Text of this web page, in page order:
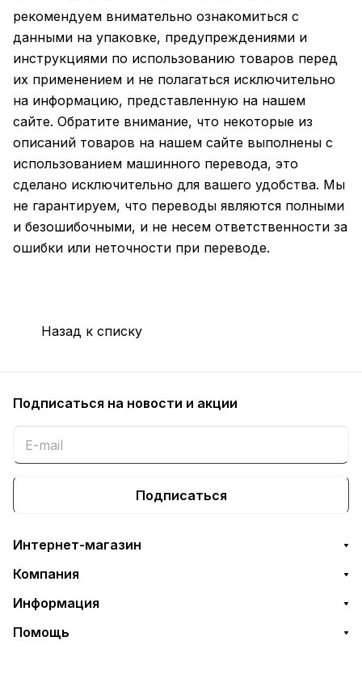
рекомендуем внимательно ознакомиться с
данными на упаковке, предупреждениями и
инструкциями по использованию товаров перед
их применением и не полагаться исключительно
на информацию, представленную на нашем
сайте. Обратите внимание, что некоторые из
описаний товаров на нашем сайте выполнены с
использованием машинного перевода, это
сделано исключительно для вашего удобства. Мы
не гарантируем, что переводы являются полными
и безошибочными, и не несем ответственности за
ошибки или неточности при переводе.
Назад к списку
Подписаться на новости и акции
Подписаться
Интернет-магазин
Компания
Информация
Помощь